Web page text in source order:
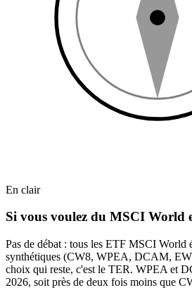
En clair
Si vous voulez du MSCI World
Pas de débat : tous les ETF MSCI World
synthétiques (CW8, WPEA, DCAM,
choix qui reste, c'est le TER. WPEA et
2026, soit près de deux fois moins que